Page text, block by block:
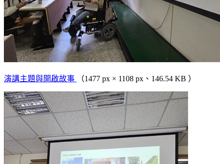
演講主題與開啟故事 （1477 px × 1108 px、146.54 KB ）